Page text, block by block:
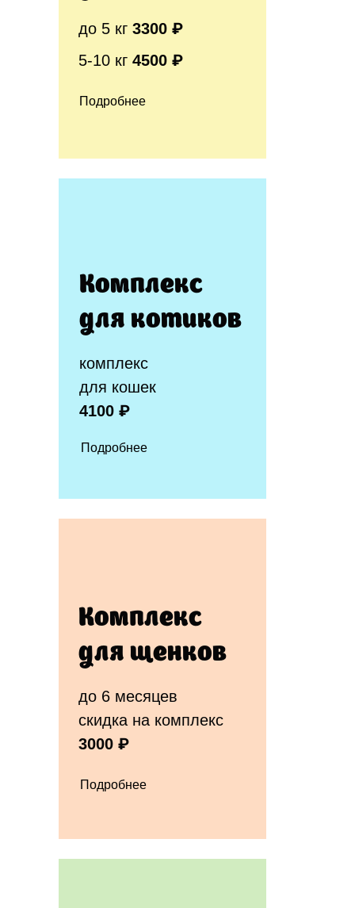
Подробнее
Подробнее
Подробнее
5-10 кг 4500 ₽
до 6 месяцев
скидка на комплекс
3000 ₽
комплекс
для кошек
4100 ₽
до 5 кг 3300 ₽
Комплекс
для щенков
Комплекс
для котиков